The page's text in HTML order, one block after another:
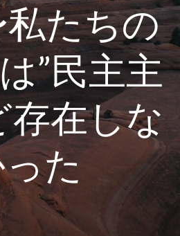
たちの
”民主主
存在しな
た